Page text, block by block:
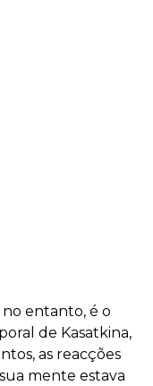
entanto, é o
de Kasatkina,
as reacções
mente estava